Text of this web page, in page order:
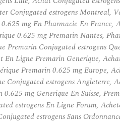
Conjugated estrogens Montreal,
mg En Pharmacie En France,
0.625 mg Premarin Nantes,
Premarin Conjugated estrogens
En Ligne Premarin Generique,
Premarin 0.625 mg Europe,
Conjugated estrogens Angleterre,
mg Generique En Suisse,
estrogens En Ligne Forum,
estrogens Sans